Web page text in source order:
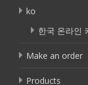
ko
한국 온라인
Make an order
Products